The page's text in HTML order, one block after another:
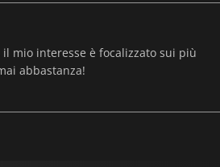
mio interesse è focalizzato sui più
abbastanza!